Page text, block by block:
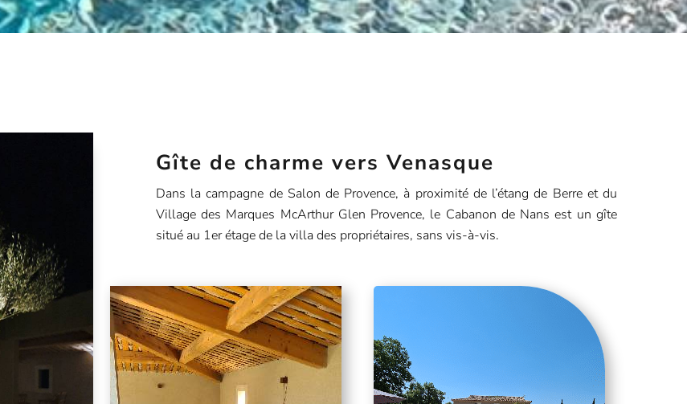
Gîte de charme vers Venasque
Dans la campagne de Salon de Provence, à proximité de l’étang de Berre et du
Village des Marques McArthur Glen Provence, le Cabanon de Nans est un gîte
situé au 1er étage de la villa des propriétaires, sans vis-à-vis.